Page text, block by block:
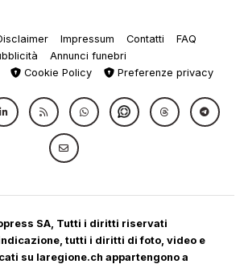
Impressum Contatti
FAQ
Annunci funebri
Cookie Policy Preferenze privacy
SA, Tutti i diritti riservati
tutti i diritti di foto, video e
su laregione.ch appartengono a